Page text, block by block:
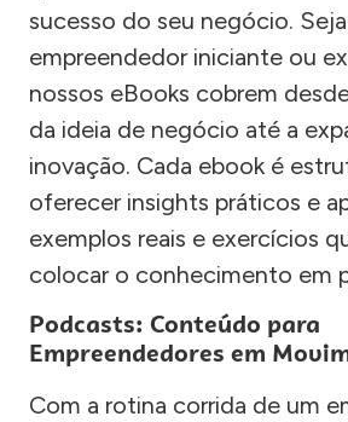
sucesso do seu negócio.
empreendedor iniciante ou
nossos eBooks cobrem
da ideia de negócio até a
inovação. Cada ebook é
oferecer insights práticos e
exemplos reais e exercícios
colocar o conhecimento em
Podcasts: Conteúdo para
Empreendedores em
Com a rotina corrida de um